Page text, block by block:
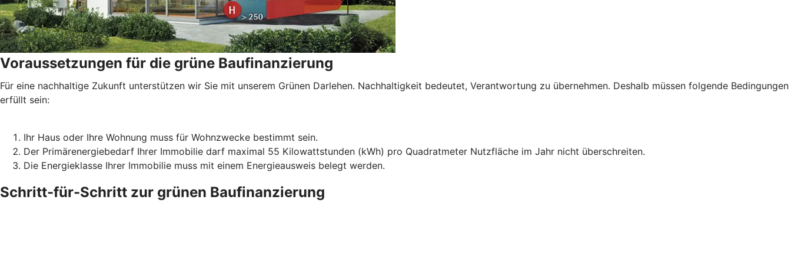
Voraussetzungen für die grüne Baufinanzierung
Für eine nachhaltige Zukunft unterstützen wir Sie mit unserem Grünen Darlehen. Nachhaltigkeit bedeutet, Verantwortung zu übernehmen. Deshalb müssen folgende Bedingungen
erfüllt sein:
Ihr Haus oder Ihre Wohnung muss für Wohnzwecke bestimmt sein.
Der Primärenergiebedarf Ihrer Immobilie darf maximal 55 Kilowattstunden (kWh) pro Quadratmeter Nutzfläche im Jahr nicht überschreiten.
Die Energieklasse Ihrer Immobilie muss mit einem Energieausweis belegt werden.
Schritt-für-Schritt zur grünen Baufinanzierung